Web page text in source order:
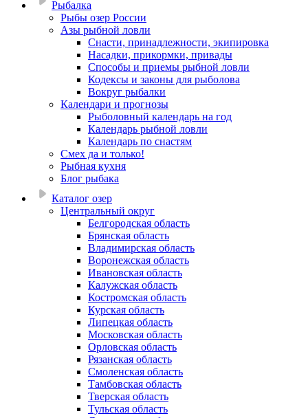
Рыбалка
Рыбы озер России
Азы рыбной ловли
Снасти, принадлежности, экипировка
Насадки, прикормки, привады
Способы и приемы рыбной ловли
Кодексы и законы для рыболова
Вокруг рыбалки
Календари и прогнозы
Рыболовный календарь на год
Календарь рыбной ловли
Календарь по снастям
Смех да и только!
Рыбная кухня
Блог рыбака
Каталог озер
Центральный округ
Белгородская область
Брянская область
Владимирская область
Воронежская область
Ивановская область
Калужская область
Костромская область
Курская область
Липецкая область
Московская область
Орловская область
Рязанская область
Смоленская область
Тамбовская область
Тверская область
Тульская область